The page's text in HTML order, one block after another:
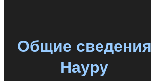
Общие сведения
Науру